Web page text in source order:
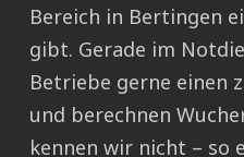
Bereich in Bertingen
gibt. Gerade im
Betriebe gerne einen
und berechnen
kennen wir nicht – so